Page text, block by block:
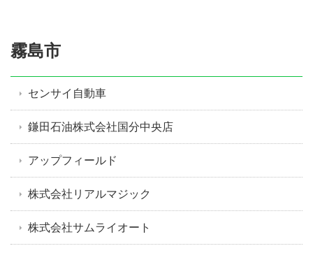
霧島市
センサイ自動車
鎌田石油株式会社国分中央店
アップフィールド
株式会社リアルマジック
株式会社サムライオート